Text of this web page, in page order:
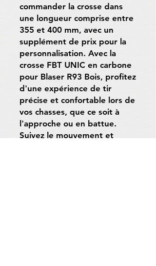
commander la crosse dans
une longueur comprise entre
355 et 400 mm, avec un
supplément de prix pour la
personnalisation. Avec la
crosse FBT UNIC en carbone
pour Blaser R93 Bois, profitez
d'une expérience de tir
précise et confortable lors de
vos chasses, que ce soit à
l'approche ou en battue.
Suivez le mouvement et